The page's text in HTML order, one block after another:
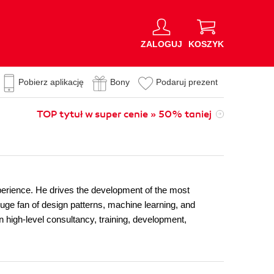
ZALOGUJ KOSZYK
Pobierz aplikację Bony Podaruj prezent
TOP tytuł w super cenie » 50% taniej
He drives the development of the most
fan of design patterns, machine learning, and
level consultancy, training, development,